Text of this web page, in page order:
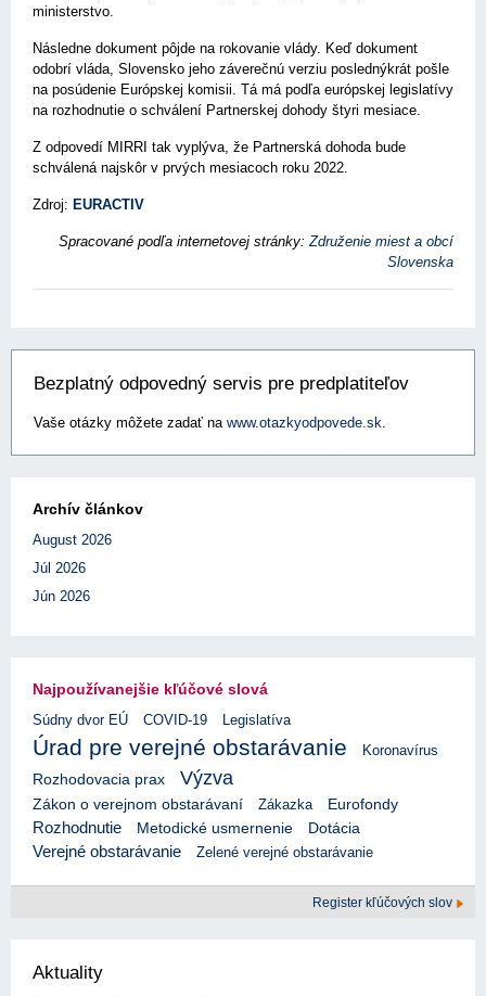
ministerstvo.
Následne dokument pôjde na rokovanie vlády. Keď dokument
odobrí vláda, Slovensko jeho záverečnú verziu poslednýkrát pošle
na posúdenie Európskej komisii. Tá má podľa európskej legislatívy
na rozhodnutie o schválení Partnerskej dohody štyri mesiace.
Z odpovedí MIRRI tak vyplýva, že Partnerská dohoda bude
schválená najskôr v prvých mesiacoch roku 2022.
Zdroj: EURACTIV
Spracované podľa internetovej stránky: Združenie miest a obcí
Slovenska
Bezplatný odpovedný servis pre predplatiteľov
Vaše otázky môžete zadať na www.otazkyodpovede.sk
Archív článkov
August 2026
Júl 2026
Jún 2026
Najpoužívanejšie kľúčové slová
Súdny dvor EÚ COVID-19 Legislatíva
Úrad pre verejné obstarávanie Koronavírus
Rozhodovacia prax Výzva
Zákon o verejnom obstarávaní Zákazka Eurofondy
Rozhodnutie Metodické usmernenie Dotácia
Verejné obstarávanie Zelené verejné obstarávanie
Register kľúčových slov
Aktuality